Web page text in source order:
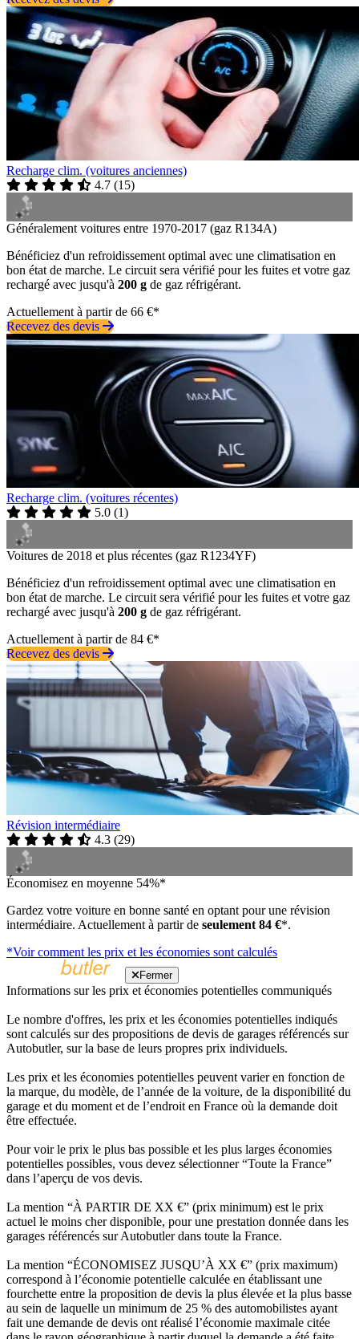
Recharge clim. (voitures anciennes)
4.7 (15)
Généralement voitures entre 1970-2017 (gaz R134A)
Bénéficiez d'un refroidissement optimal avec une climatisation en
bon état de marche. Le circuit sera vérifié pour les fuites et votre gaz
rechargé avec jusqu'à 200 g de gaz réfrigérant.
Actuellement à partir de 66 €*
Recevez des devis
Recharge clim. (voitures récentes)
5.0 (1)
Voitures de 2018 et plus récentes (gaz R1234YF)
Bénéficiez d'un refroidissement optimal avec une climatisation en
bon état de marche. Le circuit sera vérifié pour les fuites et votre gaz
rechargé avec jusqu'à 200 g de gaz réfrigérant.
Actuellement à partir de 84 €*
Recevez des devis
Révision intermédiaire
4.3 (29)
Économisez en moyenne 54%*
Gardez votre voiture en bonne santé en optant pour une révision
intermédiaire. Actuellement à partir de seulement 84 €*.
*Voir comment les prix et les économies sont calculés
Fermer
Informations sur les prix et économies potentielles communiqués
Le nombre d'offres, les prix et les économies potentielles indiqués
sont calculés sur des propositions de devis de garages référencés sur
Autobutler, sur la base de leurs propres prix individuels.
Les prix et les économies potentielles peuvent varier en fonction de
la marque, du modèle, de l’année de la voiture, de la disponibilité du
garage et du moment et de l’endroit en France où la demande doit
être effectuée.
Pour voir le prix le plus bas possible et les plus larges économies
potentielles possibles, vous devez sélectionner “Toute la France”
dans l’aperçu de vos devis.
La mention “À PARTIR DE XX €” (prix minimum) est le prix
actuel le moins cher disponible, pour une prestation donnée dans les
garages référencés sur Autobutler dans toute la France.
La mention “ÉCONOMISEZ JUSQU’À XX €” (prix maximum)
correspond à l’économie potentielle calculée en établissant une
fourchette entre la proposition de devis la plus élevée et la plus basse
au sein de laquelle un minimum de 25 % des automobilistes ayant
fait une demande de devis ont réalisé l’économie maximale citée